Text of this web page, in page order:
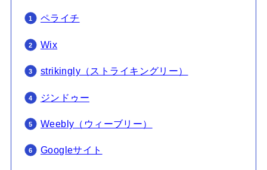
ペライチ
Wix
strikingly（ストライキングリー）
ジンドゥー
Weebly（ウィーブリー）
Googleサイト